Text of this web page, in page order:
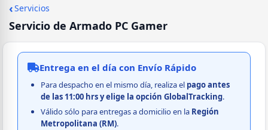
‹Servicios
Servicio de Armado PC Gamer
Entrega en el día con Envío Rápido
Para despacho en el mismo día, realiza el pagoantes
de las 11:00 hrs y elige la opción GlobalTracking.
Válido sólo para entregas a domicilio en la Región
Metropolitana (RM).